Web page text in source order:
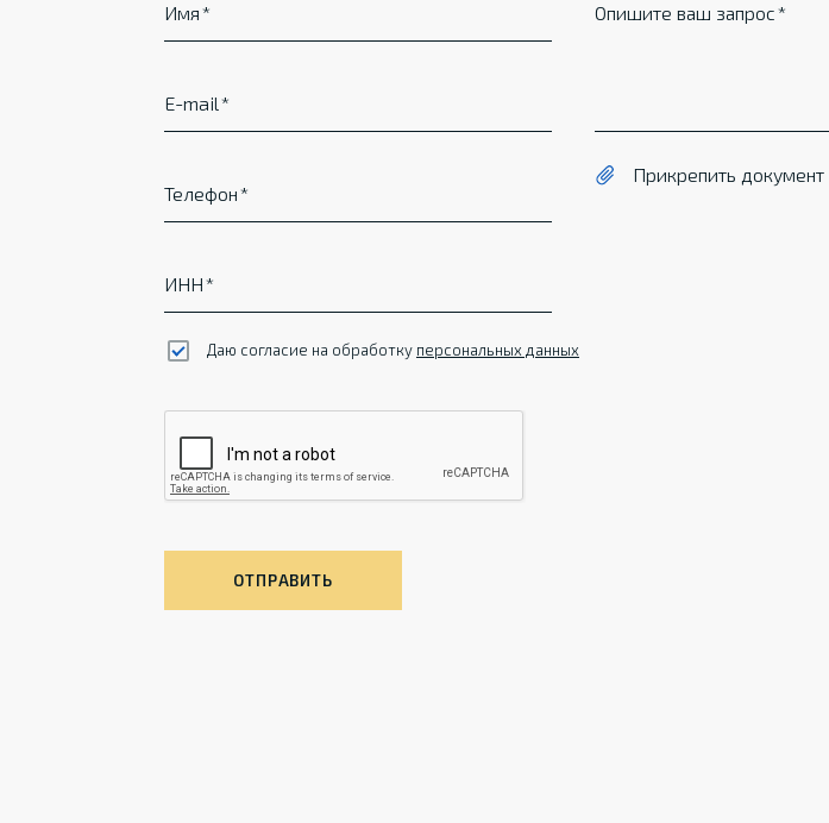
Имя
E-mail
Телефон
ИНН
Опишите ваш запрос
Прикрепить документ
Даю согласие на обработку персональных данных
ОТПРАВИТЬ